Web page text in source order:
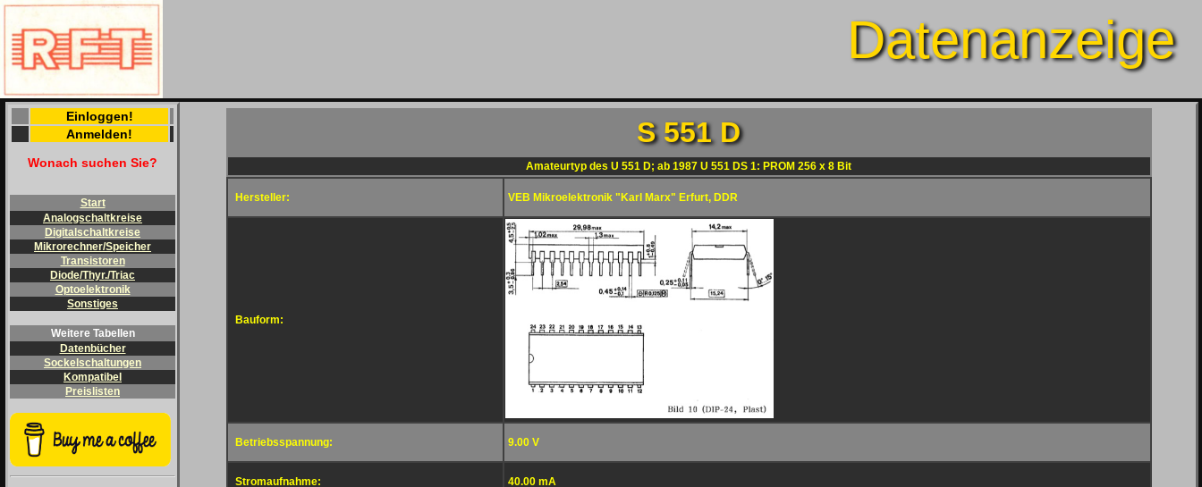
Datenanzeige
Einloggen!
Anmelden!
Wonach suchen Sie?
Start
Analogschaltkreise
Digitalschaltkreise
Mikrorechner/Speicher
Transistoren
Diode/Thyr./Triac
Optoelektronik
Sonstiges
Weitere Tabellen
Datenbücher
Sockelschaltungen
Kompatibel
Preislisten
S 551 D
Amateurtyp des U 551 D; ab 1987 U 551 DS 1: PROM 256 x 8 Bit
Hersteller: VEB Mikroelektronik "Karl Marx" Erfurt, DDR
Bauform:
Betriebsspannung: 9.00 V
Stromaufnahme: 40.00 mA